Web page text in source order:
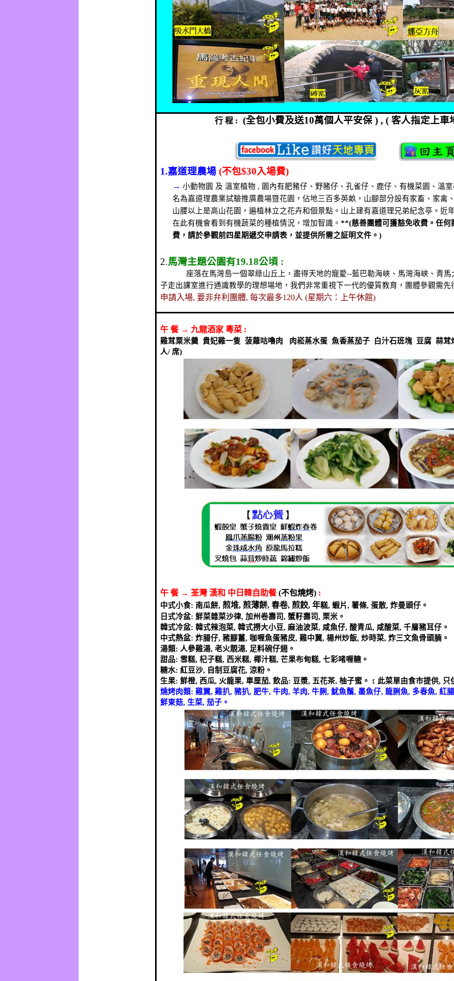
行 程 : (全包小費及送10萬個人平安保 ) , (客人指定上車
1.嘉道理農場 (不包$30入場費)
→ 小動物園 及 溫室植物 , 園內有肥豬仔、野豬仔、孔雀仔、鹿仔、有機菜園、溫
名為嘉道理農業試驗推廣農場暨花園，佔地三百多英畝，山腳部分設有家畜、家禽
山腰以上是高山花園，遍植林立之花卉和個景點。山上建有嘉道理兄弟紀念亭。近
在此有機會看到有機蔬菜的種植情況，增加智識。 **(慈善團體可獲豁免收費。任何
費，請於參觀前四星期遞交申請表，並提供所需之証明文件。 )
2.馬灣主題公園有19.18公頃 :
座落在馬灣島一個翠綠山丘上，盡得天地的寵愛--藍巴勒海峽、馬灣海峽、青馬
子走出課室進行通識教學的理想場地，我們非常重視下一代的優質教育，團體參觀需先
申請入場, 要非弁利團體, 每次最多120人 (星期六：上午休館)
午 餐 → 九龍酒家 粵菜:
雞茸粟米羹 貴妃雞一隻 菠蘿咕嚕肉 肉崧蒸水蛋 魚香蒸茄子 白汁石班塊 豆腐 蒜茸
人/ 席)
午 餐 → 荃灣 漢和 中日韓自助餐(不包燒烤) :
中式小食: 南瓜餅, 煎堆, 煎薄餅, 春卷, 煎餃, 年糕, 蝦片, 薯條, 蛋散, 炸曼頭仔。
日式冷盆: 鮮菜雜菜沙律, 加州卷壽司 , 蟹籽壽司 , 栗米。
韓式冷盆: 韓式辣泡菜, 韓式撈大小豆, 麻油波菜, 咸魚仔, 酸青瓜, 咸酸菜, 千層豬耳仔。
中式熱盆: 炸腸仔, 豬腳薑, 咖喱魚蛋豬皮, 雞中翼, 楊州炒飯, 炒時菜, 炸三文魚骨頭腩。
湯類: 人參雞湯, 老火靚湯, 足料碗仔翅。
甜品: 雪糕, 杞子糕, 西米糕, 椰汁糕, 芒果布甸糕, 七彩啫喱糖。
糖水: 紅豆沙, 自制豆腐花, 涼粉。
生果: 鮮橙, 西瓜, 火龍果, 車厘茄, 飲品: 豆漿, 五花茶, 柚子蜜。﹝此菜單由食市提供, 只
燒烤肉類: 雞翼, 雞扒, 豬扒, 肥牛, 牛肉, 羊肉, 牛脷, 魷魚鬚, 墨魚仔, 龍脷魚, 多春魚, 紅腸
鮮東菇, 生菜, 茄子。